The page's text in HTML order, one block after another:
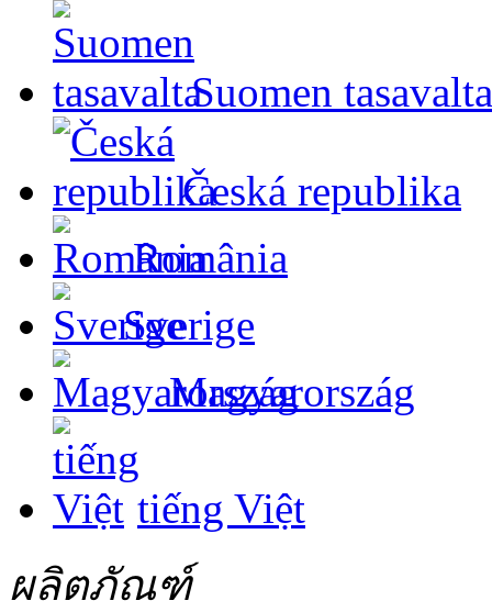
Suomen tasavalta
Česká republika
România
Sverige
Magyarország
tiếng Việt
ผลิตภัณฑ์